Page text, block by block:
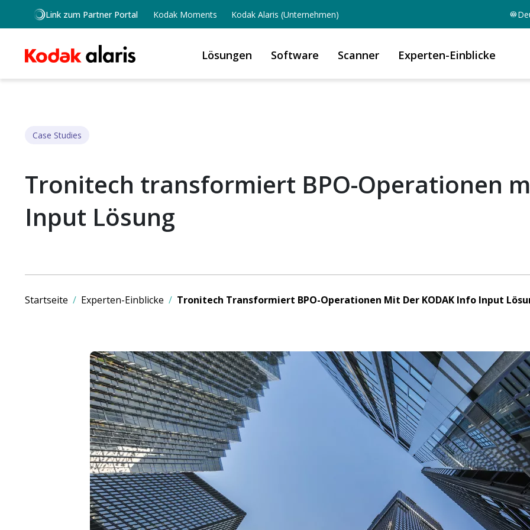
Skip to main content
Link zum Partner Portal Kodak Moments Kodak Alaris (Unternehmen)
Lösungen Software Scanner Experten-Einblicke
Case Studies
Tronitech transformiert BPO-Operationen
Input Lösung
Startseite Experten-Einblicke Tronitech Transformiert BPO-Operationen Mit Der KODAK Info Input
Bild